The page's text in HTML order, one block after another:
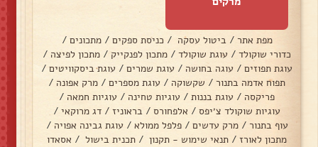
מפת אתר / ביטול עסקה / כניסת ספקים / מתכונים /
כדורי שוקולד / עוגת שוקולד / מתכון לפנקייק / מתכון לפיצה /
עוגת תפוזים / עוגה בחושה / עוגת שמרים / עוגת ביסקוויטים /
תפוח אדמה בתנור / שקשוקה / עוגת מספרים / מרק אפונה /
פריקסה / עוגת בננות / עוגיות טחינה / עוגיות חמאה /
עוגיות שוקולד צ׳יפס / אלפחורס / בראוניז / דג מרוקאי /
עוף בתנור / מרק עדשים / פלפל ממולא / עוגת גבינה אפויה /
מתכון לאורז / תנאי שימוש - תקנון / תכנית בישול / אסאדו